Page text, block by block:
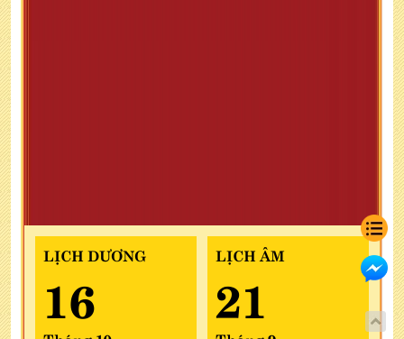
LỊCH DƯƠNG
16
LỊCH ÂM
21